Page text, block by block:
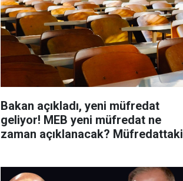
Bakan açıkladı, yeni müfredat
geliyor! MEB yeni müfredat ne
zaman açıklanacak? Müfredattaki